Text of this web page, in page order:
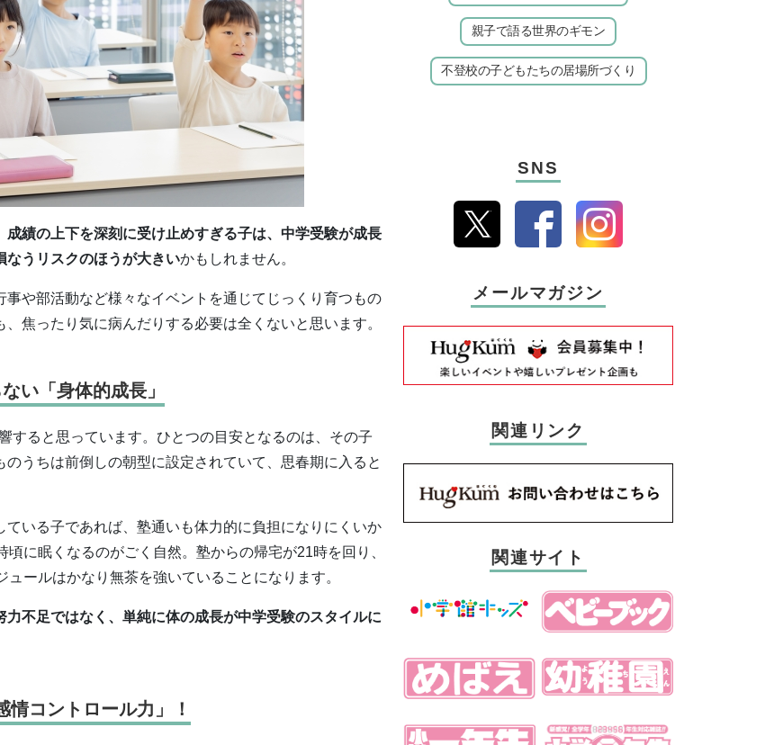
成績の上下を深刻に受け止めすぎる子は、中学受験が成長
なうリスクのほうが大きいかもしれません。
や部活動など様々なイベントを通じてじっくり育つもの
焦ったり気に病んだりする必要は全くないと思います。
い「身体的成長」
ると思っています。ひとつの目安となるのは、その子
うちは前倒しの朝型に設定されていて、思春期に入ると
いる子であれば、塾通いも体力的に負担になりにくいか
に眠くなるのがごく自然。塾からの帰宅が21時を回り、
ールはかなり無茶を強いていることになります。
不足ではなく、単純に体の成長が中学受験のスタイルに
コントロール力」！
親子で語る世界のギモン
不登校の子どもたちの居場所づくり
SNS
メールマガジン
関連リンク
関連サイト